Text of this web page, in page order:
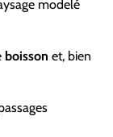
modelé
boisson et, bien